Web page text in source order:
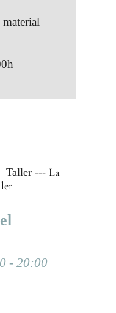
Taller --- La
- 20:00